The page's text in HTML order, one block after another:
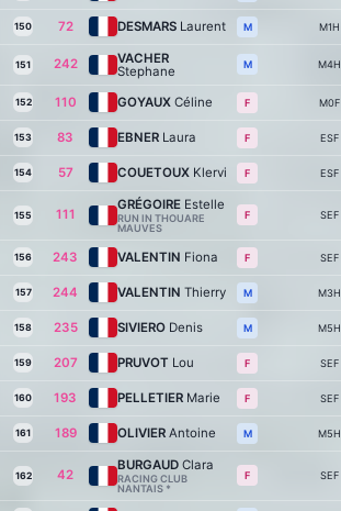
150 72 DESMARS Laurent M M1H
151 242
VACHER
Stephane
M M4H
152 110 GOYAUX Céline F M0F
153 83 EBNER Laura F ESF
154 57 COUETOUX Klervi F ESF
155 111
GRÉGOIRE Estelle
RUN IN THOUARE
MAUVES
F SEF
156 243 VALENTIN Fiona F SEF
157 244 VALENTIN Thierry M M3H
158 235 SIVIERO Denis M M5H
159 207 PRUVOT Lou F SEF
160 193 PELLETIER Marie F SEF
161 189 OLIVIER Antoine M M5H
162 42
BURGAUD Clara
RACING CLUB
NANTAIS *
F SEF